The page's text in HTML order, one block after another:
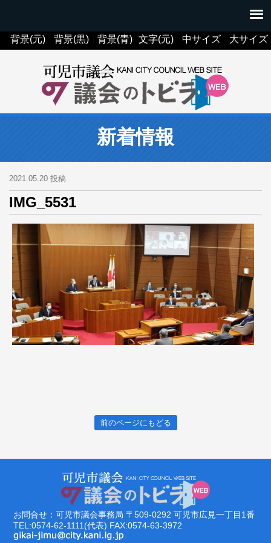
文字(元) 中サイズ 大サイズ
背景(元) 背景(黒) 背景(青)
新着情報
2021.05.20 投稿
IMG_5531
前のページにもどる
お問合せ：可児市議会事務局 〒509-0292 可児市広見一丁目1番
TEL:0574-62-1111(代表) FAX:0574-63-3972